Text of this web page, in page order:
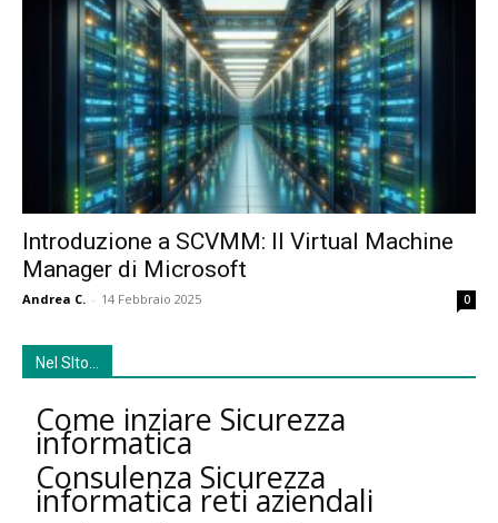
Introduzione a SCVMM: Il Virtual Machine
Manager di Microsoft
Andrea C. - 14 Febbraio 2025 0
Nel SIto…
Come inziare Sicurezza
informatica
Consulenza Sicurezza
informatica reti aziendali